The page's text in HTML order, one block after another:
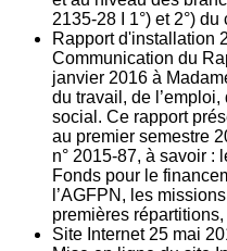
2135‐28 I 1°) et 2°)
Rapport d'installation
Communication du
janvier 2016 à
du travail, de
social. Ce rapport
au premier semestre
n° 2015-87, à savoir :
Fonds pour le
l’AGFPN, les
premières répartitions,
Site Internet 25 mai